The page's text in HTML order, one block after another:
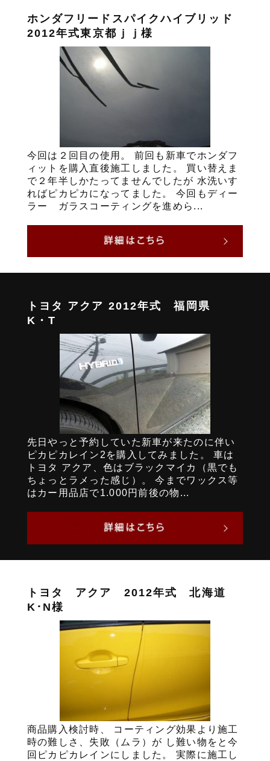
ホンダフリードスパイクハイブリッド
2012年式東京都ｊｊ様
今回は２回目の使用。 前回も新車でホンダフ
ィットを購入直後施工しました。 買い替えま
で２年半しかたってませんでしたが 水洗いす
ればピカピカになってました。 今回もディー
ラー ガラスコーティングを進めら...
トヨタ アクア 2012年式 福岡県
K・T
先日やっと予約していた新車が来たのに伴い
ピカピカレイン2を購入してみました。 車は
トヨタ アクア、色はブラックマイカ（黒でも
ちょっとラメった感じ）。 今までワックス等
はカー用品店で1.000円前後の物...
トヨタ アクア 2012年式 北海道
K･N様
商品購入検討時、 コーティング効果より施工
時の難しさ、失敗（ムラ）が し難い物をと今
回ピカピカレインにしました。 実際に施工し